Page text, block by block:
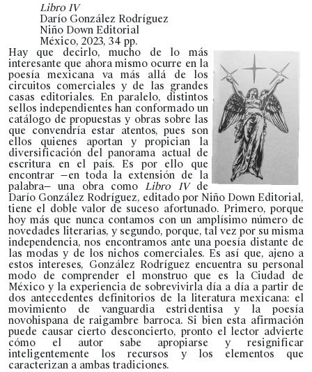
Libro IV
Darío González Rodríguez
Niño Down Editorial
México, 2023, 34 pp.
Hay que decirlo, mucho de lo más
interesante que ahora mismo ocurre en la
poesía mexicana va más allá de los
circuitos comerciales y de las grandes
casas editoriales. En paralelo, distintos
sellos independientes han conformado un
catálogo de propuestas y obras sobre las
que convendría estar atentos, pues son
ellos quienes aportan y propician la
diversificación del panorama actual de
escritura en el país. Es por ello que
encontrar —en toda la extensión de la
palabra— una obra comoLibro IVde
Darío González Rodríguez, editado por Niño Down Editorial,
tiene el doble valor de suceso afortunado. Primero, porque
hoy más que nunca contamos con un amplísimo número de
novedades literarias, y segundo, porque, tal vez por su misma
independencia, nos encontramos ante una poesía distante de
las modas y de los nichos comerciales. Es así que, ajeno a
estos intereses, González Rodríguez encuentra su personal
modo de comprender el monstruo que es la Ciudad de
México y la experiencia de sobrevivirla día a día a partir de
dos antecedentes definitorios de la literatura mexicana: el
movimiento de vanguardia estridentisa y la poesía
novohispana de raigambre barroca. Si bien esta afirmación
puede causar cierto desconcierto, pronto el lector advierte
cómo el autor sabe apropiarse y resignificar
inteligentemente los recursos y los elementos que
caracterizan a ambas tradiciones.